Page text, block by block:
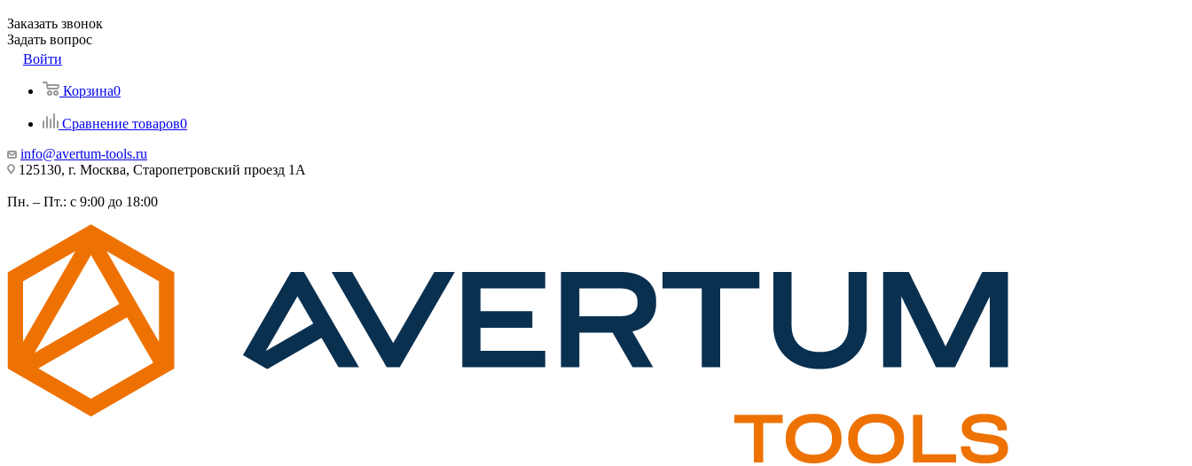
Заказать звонок
Задать вопрос
Войти
Корзина0
Сравнение товаров0
info@avertum-tools.ru
125130, г. Москва, Старопетровский проезд 1А
Пн. – Пт.: с 9:00 до 18:00